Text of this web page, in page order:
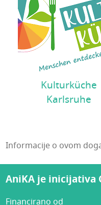
Kulturküche
Karlsruhe
Informacije o ovom
AniKA je inicijativa
Financirano od